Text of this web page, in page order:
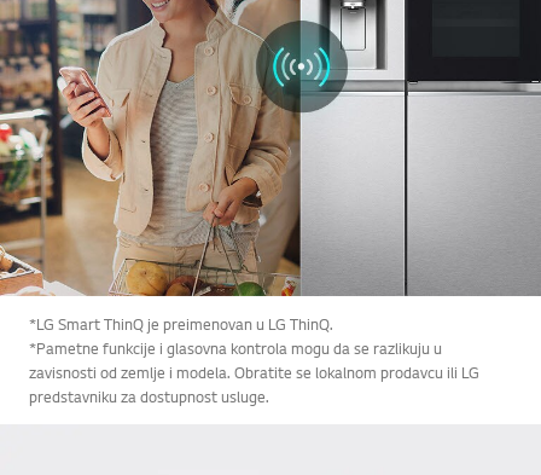
*LG Smart ThinQ je preimenovan u LG ThinQ.
*Pametne funkcije i glasovna kontrola mogu da se razlikuju u
zavisnosti od zemlje i modela. Obratite se lokalnom prodavcu ili LG
predstavniku za dostupnost usluge.